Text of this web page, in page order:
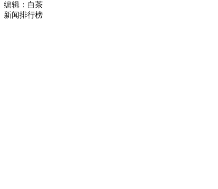
编辑：白茶
新闻排行榜